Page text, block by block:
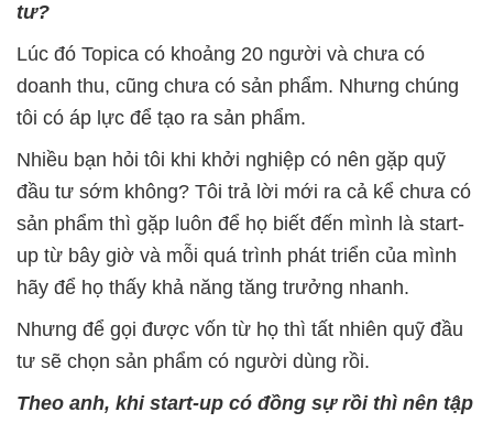
tư?
Lúc đó Topica có khoảng 20 người và chưa có
doanh thu, cũng chưa có sản phẩm. Nhưng chúng
tôi có áp lực để tạo ra sản phẩm.
Nhiều bạn hỏi tôi khi khởi nghiệp có nên gặp quỹ
đầu tư sớm không? Tôi trả lời mới ra cả kể chưa có
sản phẩm thì gặp luôn để họ biết đến mình là start-
up từ bây giờ và mỗi quá trình phát triển của mình
hãy để họ thấy khả năng tăng trưởng nhanh.
Nhưng để gọi được vốn từ họ thì tất nhiên quỹ đầu
tư sẽ chọn sản phẩm có người dùng rồi.
Theo anh, khi start-up có đồng sự rồi thì nên tập